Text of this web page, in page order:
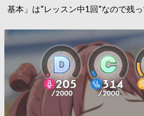
基本」は”レッスン中1回”なので残っ